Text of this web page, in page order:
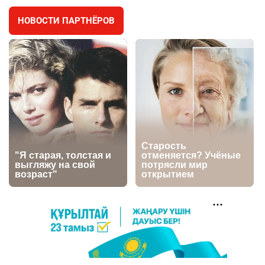
🐏 Скота больше, а мясо дороже. Почему в
Казахстане продолжают расти цены на
баранину и конину
2791
5
🏠 Оправданному пастуху из Актобе подарили
квартиру
2588 7 74
6
⚠️ Доброе утро, друзья! Предлагаем обзор
главных новостей за 4 августа
👀 Опубликован список обладателей
образовательных грантов
2504 0 9
НОВОСТИ ПАРТНЁРОВ